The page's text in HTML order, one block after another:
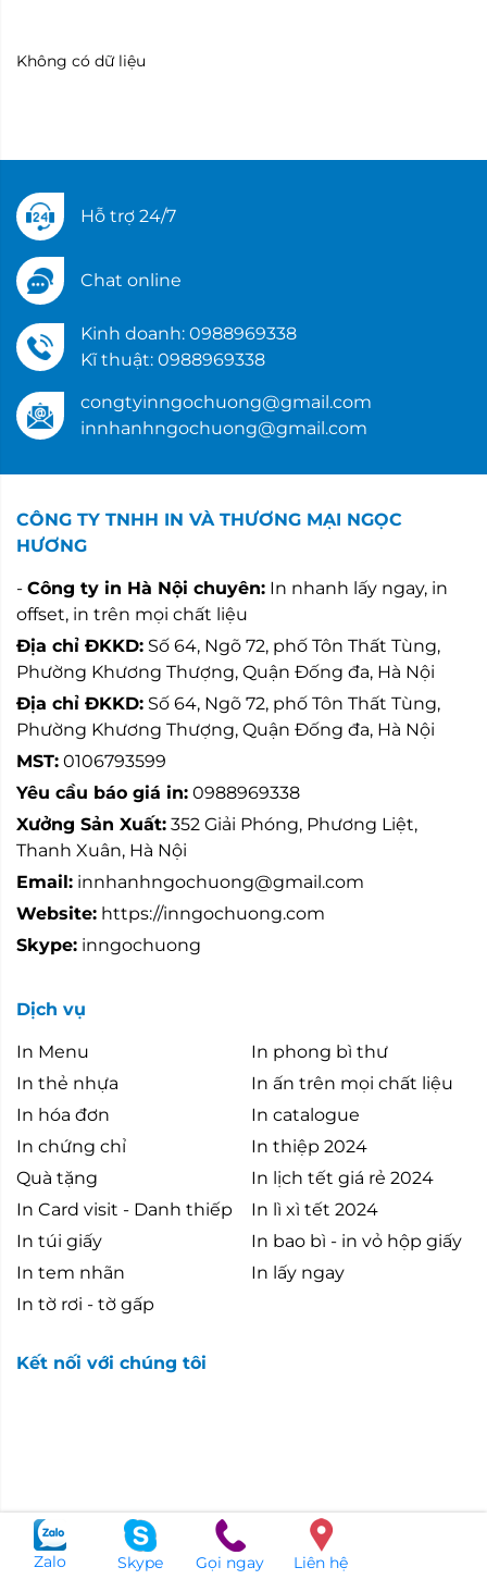
Không có dữ liệu
Hỗ trợ 24/7
Chat online
Kinh doanh: 0988969338
Kĩ thuật: 0988969338
congtyinngochuong@gmail.com
innhanhngochuong@gmail.com
CÔNG TY TNHH IN VÀ THƯƠNG MẠI NGỌC
HƯƠNG
- Công ty in Hà Nội chuyên: In nhanh lấy ngay, in
offset, in trên mọi chất liệu
Địa chỉ ĐKKD: Số 64, Ngõ 72, phố Tôn Thất Tùng,
Phường Khương Thượng, Quận Đống đa, Hà Nội
Địa chỉ ĐKKD: Số 64, Ngõ 72, phố Tôn Thất Tùng,
Phường Khương Thượng, Quận Đống đa, Hà Nội
MST: 0106793599
Yêu cầu báo giá in: 0988969338
Xưởng Sản Xuất: 352 Giải Phóng, Phương Liệt,
Thanh Xuân, Hà Nội
Email: innhanhngochuong@gmail.com
Website: https://inngochuong.com
Skype: inngochuong
Dịch vụ
In Menu
In thẻ nhựa
In hóa đơn
In chứng chỉ
Quà tặng
In Card visit - Danh thiếp
In túi giấy
In tem nhãn
In tờ rơi - tờ gấp
In phong bì thư
In ấn trên mọi chất liệu
In catalogue
In thiệp 2024
In lịch tết giá rẻ 2024
In lì xì tết 2024
In bao bì - in vỏ hộp giấy
In lấy ngay
Kết nối với chúng tôi
Zalo Skype Gọi ngay Liên hệ